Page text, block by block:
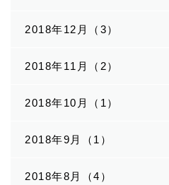
2018年12月（3）
2018年11月（2）
2018年10月（1）
2018年9月（1）
2018年8月（4）